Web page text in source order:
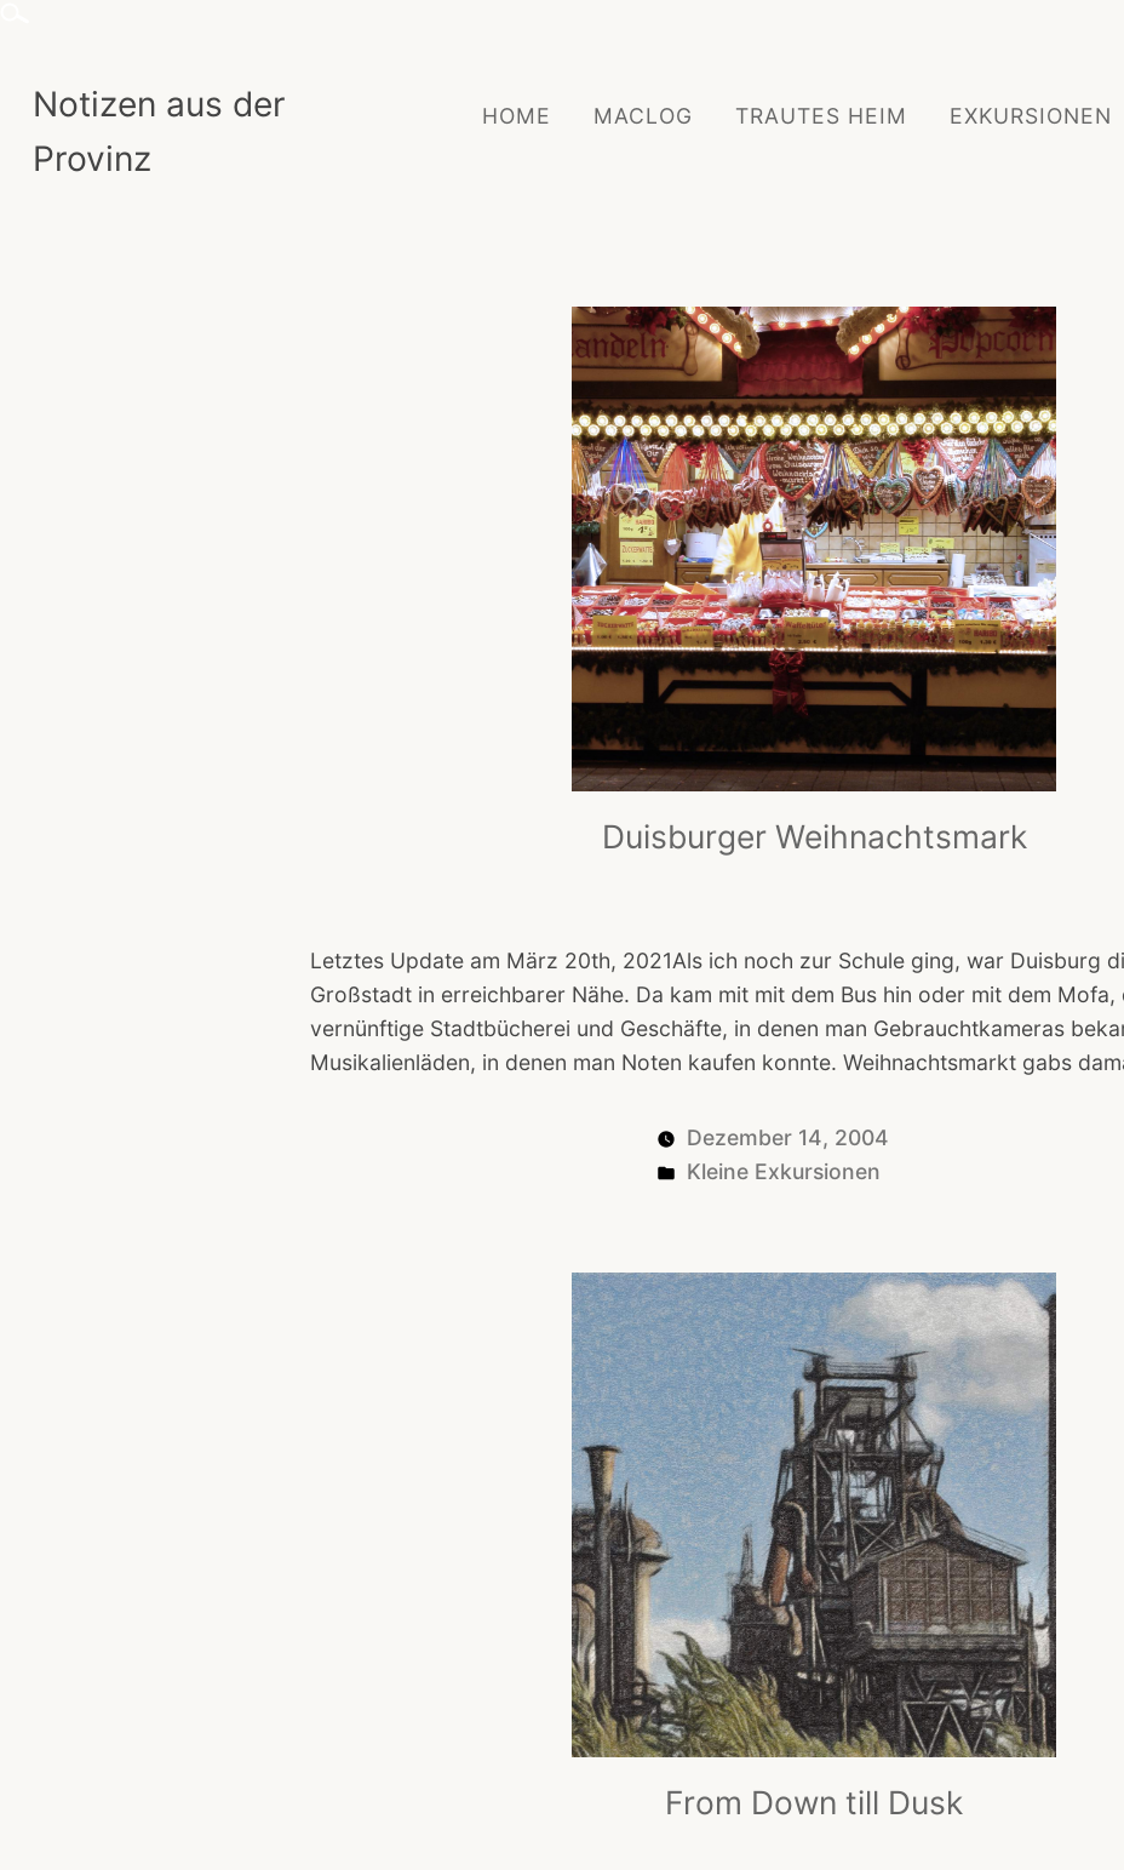
Notizen aus der
Provinz
HOME MACLOG TRAUTES HEIM EXKURSIONEN
Duisburger Weihnachtsmark
Letztes Update am März 20th, 2021Als ich noch zur Schule ging, war Duisburg
Großstadt in erreichbarer Nähe. Da kam mit mit dem Bus hin oder mit dem Mofa,
vernünftige Stadtbücherei und Geschäfte, in denen man Gebrauchtkameras
Musikalienläden, in denen man Noten kaufen konnte. Weihnachtsmarkt gabs
Dezember 14, 2004
Posted
Kleine Exkursionen
From Down till Dusk